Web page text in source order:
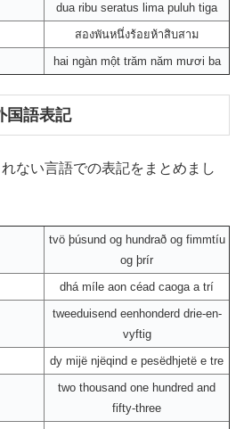
dua ribu seratus lima puluh tiga
สองพันหนึ่งร้อยห้าสิบสาม
hai ngàn một trăm năm mươi ba
国語表記
ない言語での表記をまとめまし
tvö þúsund og hundrað og fimmtíu
og þrír
dhá míle aon céad caoga a trí
tweeduisend eenhonderd drie-en-
vyftig
dy mijë njëqind e pesëdhjetë e tre
two thousand one hundred and
fifty-three